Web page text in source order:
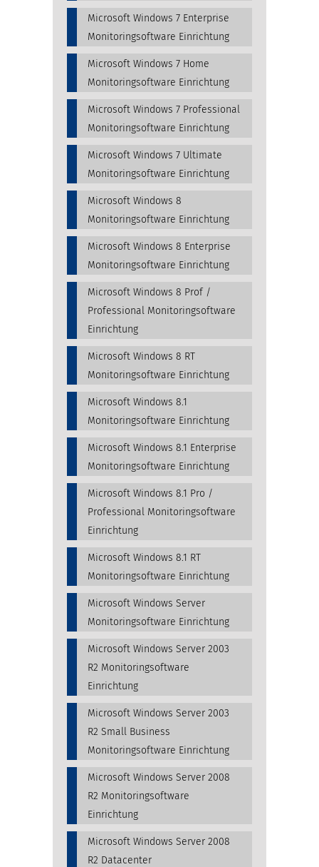
Microsoft Windows 7 Enterprise
Monitoringsoftware Einrichtung
Microsoft Windows 7 Home
Monitoringsoftware Einrichtung
Microsoft Windows 7 Professional
Monitoringsoftware Einrichtung
Microsoft Windows 7 Ultimate
Monitoringsoftware Einrichtung
Microsoft Windows 8
Monitoringsoftware Einrichtung
Microsoft Windows 8 Enterprise
Monitoringsoftware Einrichtung
Microsoft Windows 8 Prof /
Professional Monitoringsoftware
Einrichtung
Microsoft Windows 8 RT
Monitoringsoftware Einrichtung
Microsoft Windows 8.1
Monitoringsoftware Einrichtung
Microsoft Windows 8.1 Enterprise
Monitoringsoftware Einrichtung
Microsoft Windows 8.1 Pro /
Professional Monitoringsoftware
Einrichtung
Microsoft Windows 8.1 RT
Monitoringsoftware Einrichtung
Microsoft Windows Server
Monitoringsoftware Einrichtung
Microsoft Windows Server 2003
R2 Monitoringsoftware
Einrichtung
Microsoft Windows Server 2003
R2 Small Business
Monitoringsoftware Einrichtung
Microsoft Windows Server 2008
R2 Monitoringsoftware
Einrichtung
Microsoft Windows Server 2008
R2 Datacenter